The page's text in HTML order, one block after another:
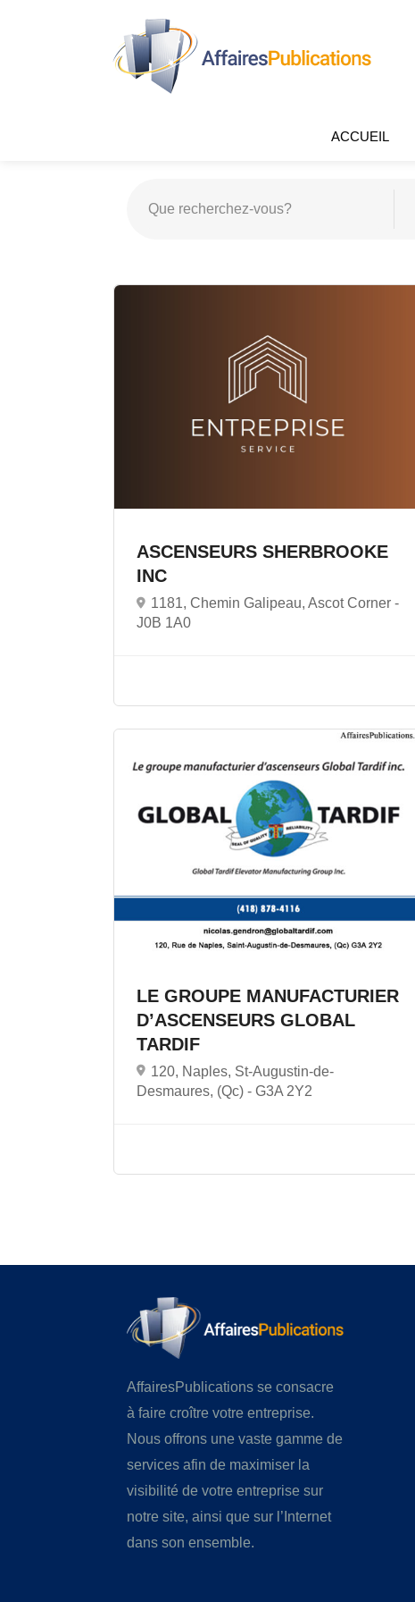
ACCUEIL
ASCENSEURS SHERBROOKE
INC
1181, Chemin Galipeau, Ascot Corner -
J0B 1A0
LE GROUPE MANUFACTURIER
D’ASCENSEURS GLOBAL
TARDIF
120, Naples, St-Augustin-de-
Desmaures, (Qc) - G3A 2Y2
AffairesPublications se consacre
à faire croître votre entreprise.
Nous offrons une vaste gamme de
services afin de maximiser la
visibilité de votre entreprise sur
notre site, ainsi que sur l’Internet
dans son ensemble.